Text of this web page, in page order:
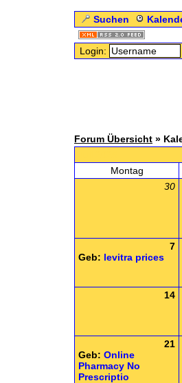
Suchen
Login:
Forum Übersicht »
Montag
30
7
Geb: levitra prices
14
21
Geb: Online
Pharmacy No
Prescriptio